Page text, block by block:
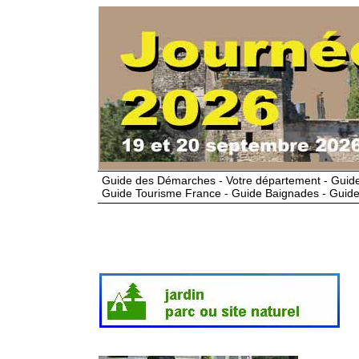
Guide des Démarches - Votre département -
Guide Tourisme France - Guide Baignades -